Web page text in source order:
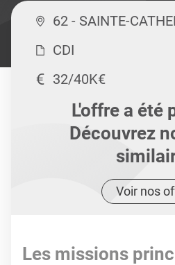
62 - SAINTE-
CDI
32/40K€
L'offre a été
Découvrez
Voir nos
Les missions